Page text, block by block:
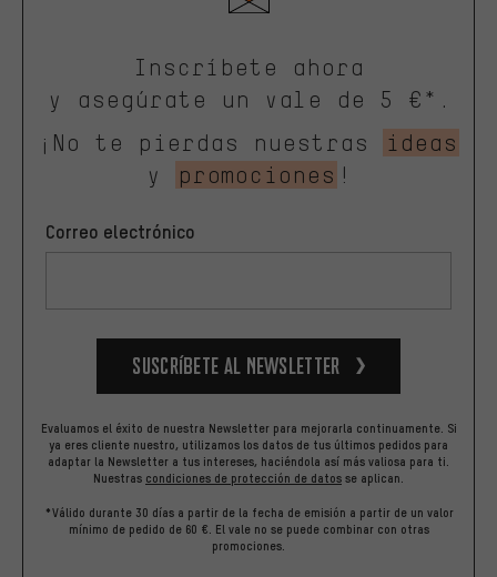
Inscríbete ahora
y asegúrate un vale de 5 €*.
¡No te pierdas nuestras
ideas
y
promociones !
Correo electrónico
Suscríbete al newsletter
Evaluamos el éxito de nuestra Newsletter para mejorarla continuamente. Si
ya eres cliente nuestro, utilizamos los datos de tus últimos pedidos para
adaptar la Newsletter a tus intereses, haciéndola así más valiosa para ti.
Nuestras condiciones de protección de datos se aplican.
*Válido durante 30 días a partir de la fecha de emisión a partir de un valor
mínimo de pedido de 60 €. El vale no se puede combinar con otras
promociones.